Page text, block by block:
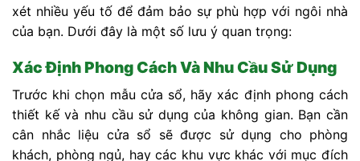
xét nhiều yếu tố để đảm bảo sự phù hợp với ngôi nhà
của bạn. Dưới đây là một số lưu ý quan trọng:
Xác Định Phong Cách Và Nhu Cầu Sử Dụng
Trước khi chọn mẫu cửa sổ, hãy xác định phong cách
thiết kế và nhu cầu sử dụng của không gian. Bạn cần
cân nhắc liệu cửa sổ sẽ được sử dụng cho phòng
khách, phòng ngủ, hay các khu vực khác với mục đích